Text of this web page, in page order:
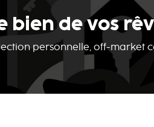
bien de vos
personnelle, off-market